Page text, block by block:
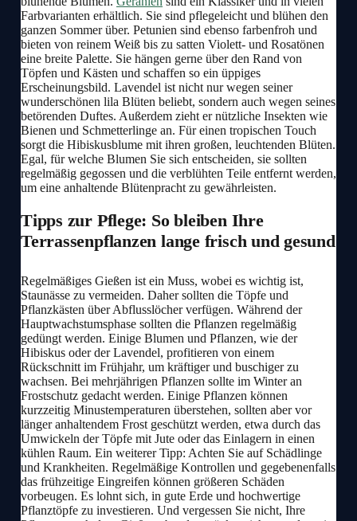
Farbvarianten erhältlich. Sie sind pflegeleicht und blühen den
ganzen Sommer über. Petunien sind ebenso farbenfroh und
bieten von reinem Weiß bis zu satten Violett- und Rosatönen
eine breite Palette. Sie hängen gerne über den Rand von
Töpfen und Kästen und schaffen so ein üppiges
Erscheinungsbild. Lavendel ist nicht nur wegen seiner
wunderschönen lila Blüten beliebt, sondern auch wegen seines
betörenden Duftes. Außerdem zieht er nützliche Insekten wie
Bienen und Schmetterlinge an. Für einen tropischen Touch
sorgt die Hibiskusblume mit ihren großen, leuchtenden Blüten.
Egal, für welche Blumen Sie sich entscheiden, sie sollten
regelmäßig gegossen und die verblühten Teile entfernt werden,
um eine anhaltende Blütenpracht zu gewährleisten.
Tipps zur Pflege: So bleiben Ihre
Terrassenpflanzen lange frisch und gesund
Regelmäßiges Gießen ist ein Muss, wobei es wichtig ist,
Staunässe zu vermeiden. Daher sollten die Töpfe und
Pflanzkästen über Abflusslöcher verfügen. Während der
Hauptwachstumsphase sollten die Pflanzen regelmäßig
gedüngt werden. Einige Blumen und Pflanzen, wie der
Hibiskus oder der Lavendel, profitieren von einem
Rückschnitt im Frühjahr, um kräftiger und buschiger zu
wachsen. Bei mehrjährigen Pflanzen sollte im Winter an
Frostschutz gedacht werden. Einige Pflanzen können
kurzzeitig Minustemperaturen überstehen, sollten aber vor
länger anhaltendem Frost geschützt werden, etwa durch das
Umwickeln der Töpfe mit Jute oder das Einlagern in einen
kühlen Raum. Ein weiterer Tipp: Achten Sie auf Schädlinge
und Krankheiten. Regelmäßige Kontrollen und gegebenenfalls
das frühzeitige Eingreifen können größeren Schäden
vorbeugen. Es lohnt sich, in gute Erde und hochwertige
Pflanztöpfe zu investieren. Und vergessen Sie nicht, Ihre